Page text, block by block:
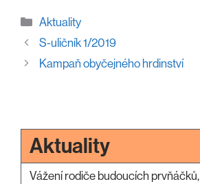
Rubriky
Aktuality
S-uličník 1/2019
Kampaň obyčejného hrdinství
Aktuality
Vážení rodiče budoucích prvňáčků,